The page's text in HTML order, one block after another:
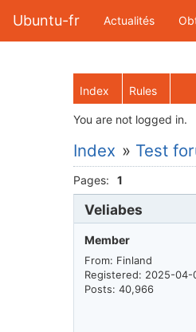
Ubuntu-fr Actualités
Index Rules
You are not logged in.
Index » Test
Pages: 1
Veliabes
Member
From: Finland
Registered: 2025-04-
Posts: 40,966